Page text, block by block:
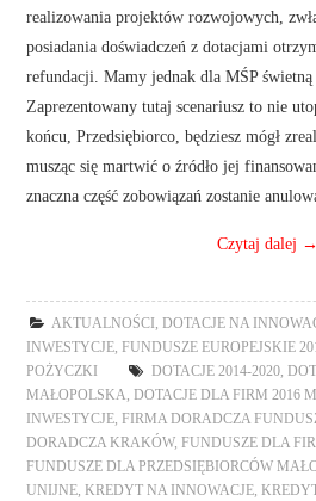
realizowania projektów rozwojowych,
posiadania doświadczeń z dotacjami
refundacji. Mamy jednak dla MŚP świetną
Zaprezentowany tutaj scenariusz to nie
końcu, Przedsiębiorco, będziesz mógł
musząc się martwić o źródło jej
znaczna część zobowiązań zostanie
Czytaj dalej →
AKTUALNOŚCI ,DOTACJE NA
INWESTYCJE, FUNDUSZE EUROPEJSKIE
POŻYCZKI
DOTACJE 2014-2020,
MAŁOPOLSKA,DOTACJE DLA FIRM 2016
INWESTYCJE, FIRMA DORADCZA
DORADCZA KRAKÓW, FUNDUSZE DLA
FUNDUSZE DLA PRZEDSIĘBIORCÓW
UNIJNE,KREDYT NA INNOWACJE,